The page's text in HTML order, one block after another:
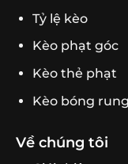
Tỷ lệ kèo
Kèo phạt góc
Kèo thẻ phạt
Kèo bóng rung
Về chúng tôi